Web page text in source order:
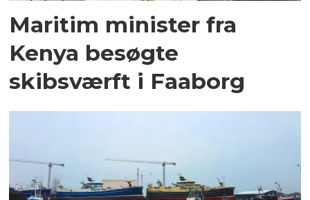
Maritim minister fra
Kenya besøgte
skibsværft i Faaborg